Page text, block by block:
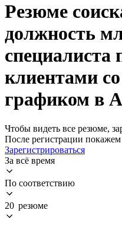
Резюме
должность
специалиста
клиентами
графиком в
Чтобы видеть все резюме,
После регистрации
Зарегистрироваться
За всё время
По соответствию
20 резюме